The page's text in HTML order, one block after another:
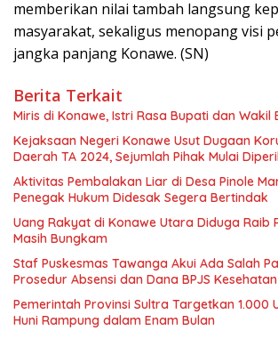
memberikan nilai tambah langsung
masyarakat, sekaligus menopang visi
jangka panjang Konawe. (SN)
Berita Terkait
Miris di Konawe, Istri Rasa Bupati dan Wakil
Kejaksaan Negeri Konawe Usut Dugaan
Daerah TA 2024, Sejumlah Pihak Mulai
Aktivitas Pembalakan Liar di Desa Pinole
Penegak Hukum Didesak Segera Bertindak
Uang Rakyat di Konawe Utara Diduga Raib
Masih Bungkam
Staf Puskesmas Tawanga Akui Ada Salah
Prosedur Absensi dan Dana BPJS Kesehatan
Pemerintah Provinsi Sultra Targetkan 1.000
Huni Rampung dalam Enam Bulan